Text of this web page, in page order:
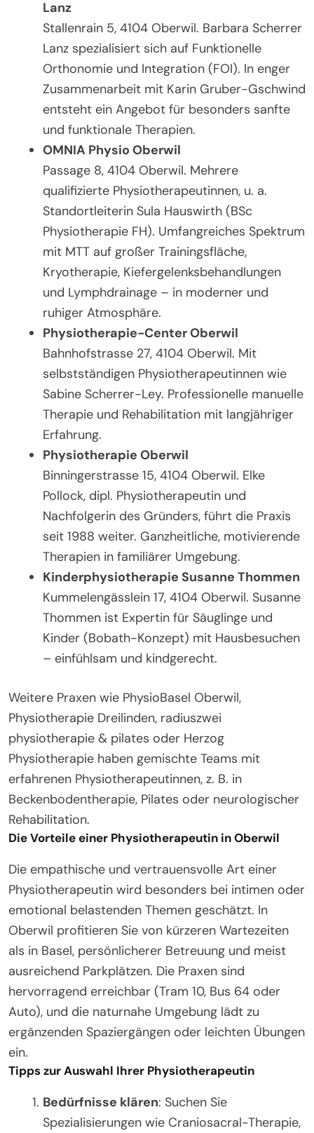
Lanz
Stallenrain 5, 4104 Oberwil. Barbara Scherrer
Lanz spezialisiert sich auf Funktionelle
Orthonomie und Integration (FOI). In enger
Zusammenarbeit mit Karin Gruber-Gschwind
entsteht ein Angebot für besonders sanfte
und funktionale Therapien.
OMNIA Physio Oberwil
Passage 8, 4104 Oberwil. Mehrere
qualifizierte Physiotherapeutinnen, u. a.
Standortleiterin Sula Hauswirth (BSc
Physiotherapie FH). Umfangreiches Spektrum
mit MTT auf großer Trainingsfläche,
Kryotherapie, Kiefergelenksbehandlungen
und Lymphdrainage – in moderner und
ruhiger Atmosphäre.
Physiotherapie-Center Oberwil
Bahnhofstrasse 27, 4104 Oberwil. Mit
selbstständigen Physiotherapeutinnen wie
Sabine Scherrer-Ley. Professionelle manuelle
Therapie und Rehabilitation mit langjähriger
Erfahrung.
Physiotherapie Oberwil
Binningerstrasse 15, 4104 Oberwil. Elke
Pollock, dipl. Physiotherapeutin und
Nachfolgerin des Gründers, führt die Praxis
seit 1988 weiter. Ganzheitliche, motivierende
Therapien in familiärer Umgebung.
Kinderphysiotherapie Susanne Thommen
Kummelengässlein 17, 4104 Oberwil. Susanne
Thommen ist Expertin für Säuglinge und
Kinder (Bobath-Konzept) mit Hausbesuchen
– einfühlsam und kindgerecht.
Weitere Praxen wie PhysioBasel Oberwil,
Physiotherapie Dreilinden, radiuszwei
physiotherapie & pilates oder Herzog
Physiotherapie haben gemischte Teams mit
erfahrenen Physiotherapeutinnen, z. B. in
Beckenbodentherapie, Pilates oder neurologischer
Rehabilitation.
Die Vorteile einer Physiotherapeutin in Oberwil
Die empathische und vertrauensvolle Art einer
Physiotherapeutin wird besonders bei intimen oder
emotional belastenden Themen geschätzt. In
Oberwil profitieren Sie von kürzeren Wartezeiten
als in Basel, persönlicherer Betreuung und meist
ausreichend Parkplätzen. Die Praxen sind
hervorragend erreichbar (Tram 10, Bus 64 oder
Auto), und die naturnahe Umgebung lädt zu
ergänzenden Spaziergängen oder leichten Übungen
ein.
Tipps zur Auswahl Ihrer Physiotherapeutin
Bedürfnisse klären: Suchen Sie
Spezialisierungen wie Craniosacral-Therapie,